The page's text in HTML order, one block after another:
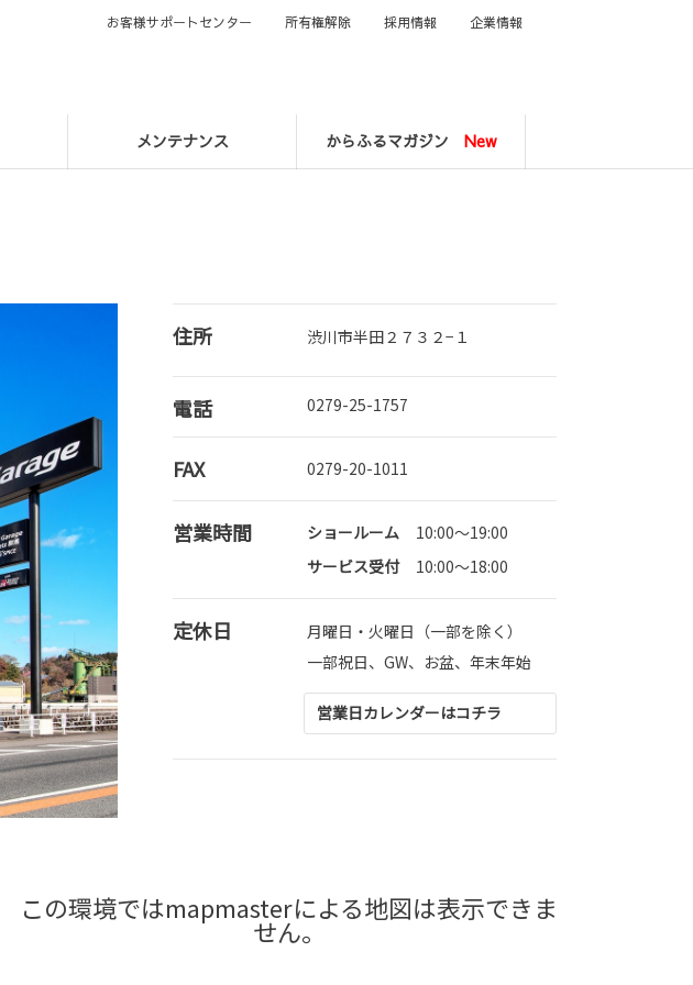
メンテナンス からふるマガジン New
お客様サポートセンター 所有権解除 採用情報 企業情報
住所 渋川市半田２７３２−１
電話 0279-25-1757
FAX 0279-20-1011
営業時間 ショールーム
10:00〜19:00
サービス受付
10:00～18:00
定休日
月曜日・火曜日（一部を除く）
一部祝日、GW、お盆、年末年始
営業日カレンダーはコチラ
この環境ではmapmasterによる地図は表示できま
せん。